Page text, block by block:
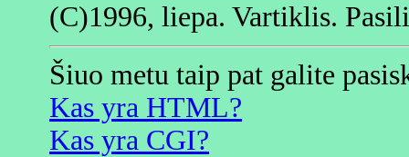
(C)1996, liepa. Vartiklis.
Šiuo metu taip pat galite
Kas yra HTML?
Kas yra CGI?